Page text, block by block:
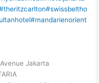
#swissbeltho
#mandarienorient